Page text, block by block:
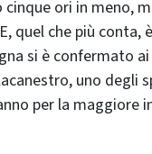
cinque ori in meno,
quel che più conta,
si è confermato
uno degli
per la maggiore